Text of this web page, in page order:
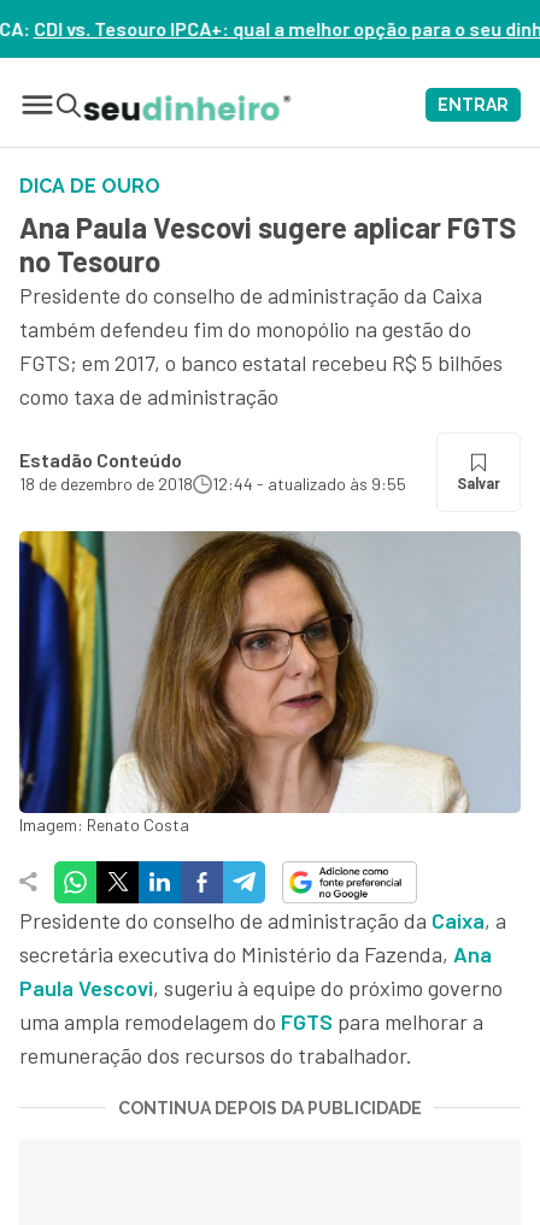
a melhor opção para o seu dinheiro hoje? – ASSISTA
ENTRAR
DICA DE OURO
Ana Paula Vescovi sugere aplicar FGTS
no Tesouro
Presidente do conselho de administração da Caixa
também defendeu fim do monopólio na gestão do
FGTS; em 2017, o banco estatal recebeu R$ 5 bilhões
como taxa de administração
Estadão Conteúdo
18 de dezembro de 2018 12:44 - atualizado às 9:55 Salvar
Imagem: Renato Costa
Presidente do conselho de administração da Caixa, a
secretária executiva do Ministério da Fazenda, Ana
Paula Vescovi, sugeriu à equipe do próximo governo
uma ampla remodelagem do FGTS para melhorar a
remuneração dos recursos do trabalhador.
CONTINUA DEPOIS DA PUBLICIDADE